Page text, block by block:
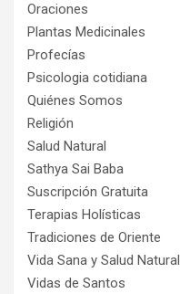
Oraciones
Plantas Medicinales
Profecías
Psicologia cotidiana
Quiénes Somos
Religión
Salud Natural
Sathya Sai Baba
Suscripción Gratuita
Terapias Holísticas
Tradiciones de Oriente
Vida Sana y Salud Natural
Vidas de Santos